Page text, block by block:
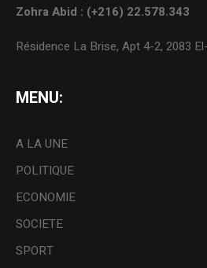
Zohra Abid : (+216) 22.578.343
Résidence La Brise, Apt 4-2, 2083
MENU:
A LA UNE
POLITIQUE
ECONOMIE
SOCIETE
SPORT